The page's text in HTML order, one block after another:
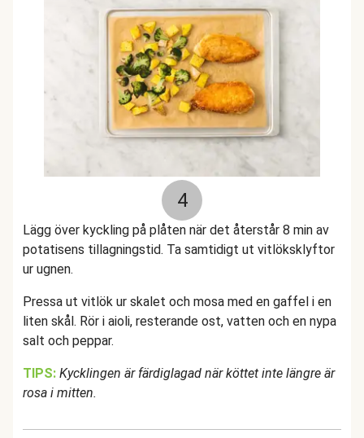
4
Lägg över kyckling på plåten när det återstår 8 min av
potatisens tillagningstid. Ta samtidigt ut vitlöksklyftor
ur ugnen.
Pressa ut vitlök ur skalet och mosa med en gaffel i en
liten skål. Rör i aioli, resterande ost, vatten och en nypa
salt och peppar.
TIPS: Kycklingen är färdiglagad när köttet inte längre är
rosa i mitten.